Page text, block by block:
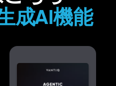
成AI機能